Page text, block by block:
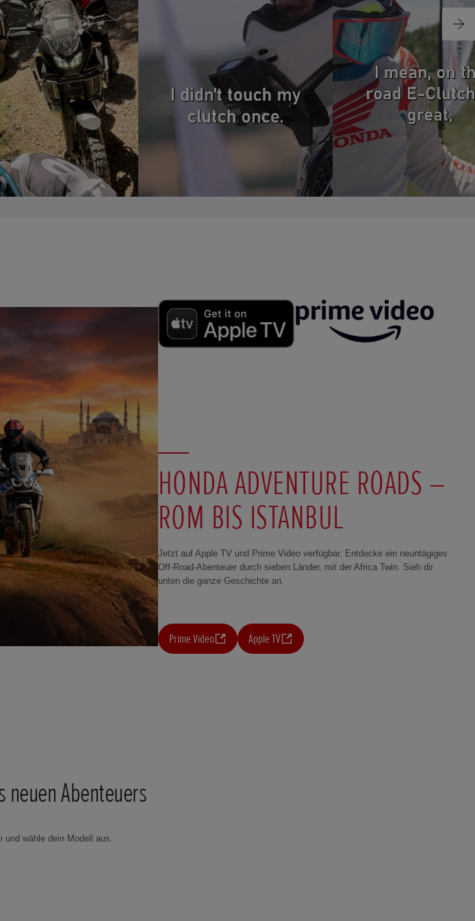
HONDA ADVENTURE ROADS –
ROM BIS ISTANBUL
Jetzt auf Apple TV und Prime Video verfügbar. Entdecke ein neuntägiges
Off-Road-Abenteuer durch sieben Länder, mit der Africa Twin. Sieh dir
unten die ganze Geschichte an.
Prime Video Apple TV
neuen Abenteuers
und wähle dein Modell aus.